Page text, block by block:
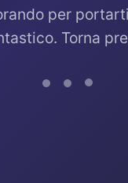
per
Torna